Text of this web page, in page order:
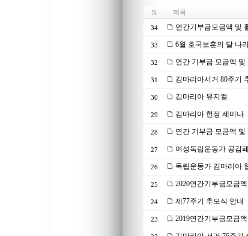
N 제목
34 연간기부금모금액 및
33 6월 호국보훈의 달 나
32 연간 기부금 모금액 및
31 김마리아서거 80주기
30 김마리아 뮤지컬
29 김마리아 헌정 세미나
28 연간 기부금 모금액 및
27 여성독립운동가 공감
26 독립운동가 김마리아
25 2020연간기부금모금
24 제77주기 추모식 안내
23 2019연간기부금모금